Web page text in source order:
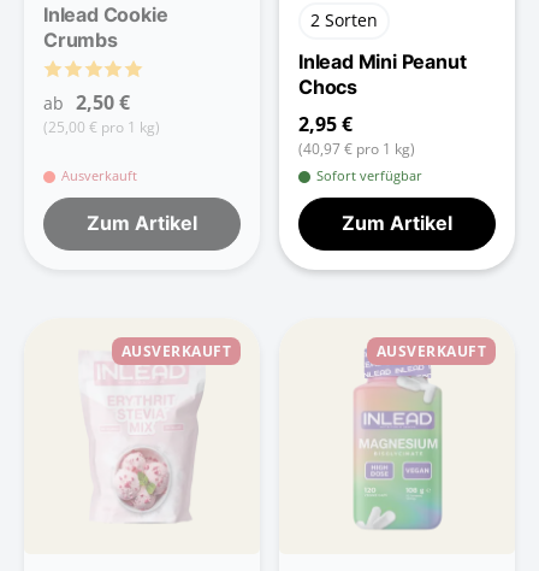
Inlead Cookie
Crumbs
ab 2,50 €
(25,00 € pro 1 kg)
Ausverkauft
Zum Artikel
2 Sorten
Inlead Mini Peanut
Chocs
2,95 €
(40,97 € pro 1 kg)
Sofort verfügbar
Zum Artikel
AUSVERKAUFT AUSVERKAUFT